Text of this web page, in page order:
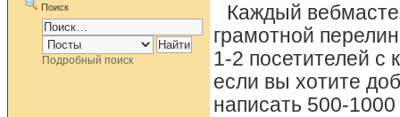
Поиск
Подробный поиск
Каждый
грамотной
1-2 посетителей с
если вы хотите
написать 500-